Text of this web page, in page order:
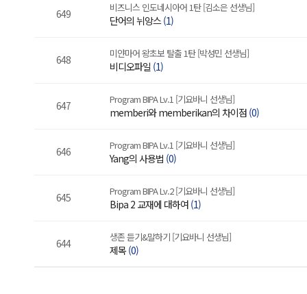
649 비즈니스 인도네시아어 1탄 [김소은 선생님]
단어의 뉘앙스(1)
648 미얀마어 왕초보 탈출 1탄 [박성민 선생님]
비디오파일 (1)
647 Program BIPA Lv.1 [기요바니 선생님]
memberi와 memberikan의 차이점 (0)
646 Program BIPA Lv.1 [기요바니 선생님]
Yang의 사용법 (0)
645 Program BIPA Lv.2 [기요바니 선생님]
Bipa 2 교재에 대하여 (1)
644 생존 듣기&말하기 [기요바니 선생님]
제목(0)